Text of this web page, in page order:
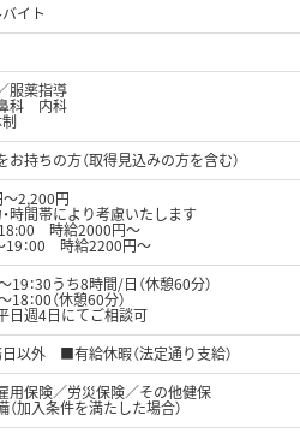
イト
服薬指導
科 内科
お持ちの方（取得見込みの方を含む）
2,200円
時間帯により考慮いたします
時給2000円～
19：00 時給2200円～
19：30うち8時間/日（休憩60分）
：00（休憩60分）
日週4日にてご相談可
以外 ■有給休暇（法定通り支給）
用保険／労災保険／その他健保
加入条件を満たした場合）